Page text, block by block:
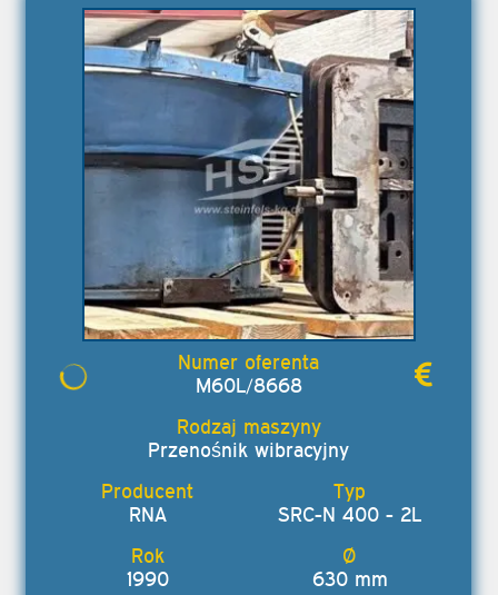
M60L/8668
Przenośnik wibracyjny
RNA SRC-N 400 - 2L
1990 630 mm